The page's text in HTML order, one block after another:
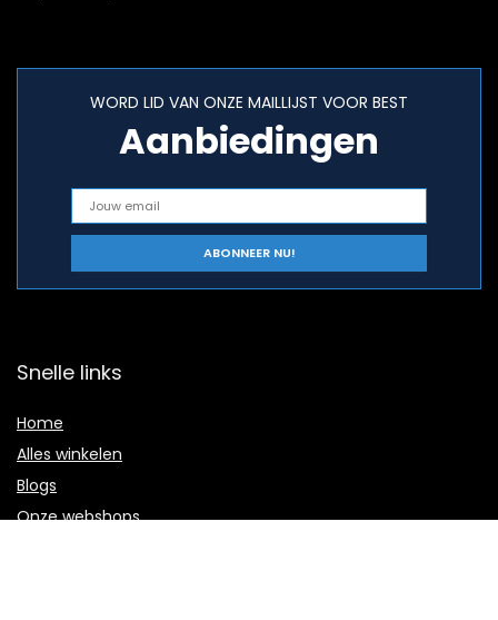
WORD LID VAN ONZE MAILLIJST VOOR BEST
Aanbiedingen
Snelle links
Home
Alles winkelen
Blogs
Onze webshops